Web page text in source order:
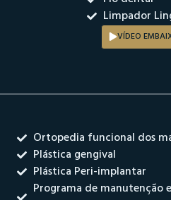
Limpador
VÍDEO
Ortopedia funcional dos
Plástica gengival
Plástica Peri-implantar
Programa de manutenção